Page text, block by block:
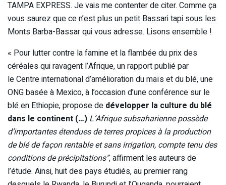
TAMPA EXPRESS. Je vais me contenter de citer. Comme ça
vous saurez que ce n’est plus un petit Bassari tapi sous les
Monts Barba-Bassar qui vous adresse. Lisons ensemble !
« Pour lutter contre la famine et la flambée du prix des
céréales qui ravagent l’Afrique, un rapport publié par
le Centre international d’amélioration du maïs et du blé, une
ONG basée à Mexico, à l’occasion d’une conférence sur le
blé en Ethiopie, propose de développer la culture du blé
dans le continent (…) L’Afrique subsaharienne possède
d’importantes étendues de terres propices à la production
de blé de façon rentable et sans irrigation, compte tenu des
conditions de précipitations”, affirment les auteurs de
l’étude. Ainsi, huit des pays étudiés, au premier rang